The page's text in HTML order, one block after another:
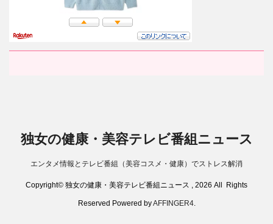
独女の健康・美容テレビ番組ニュース
エンタメ情報とテレビ番組（美容コスメ・健康）でストレス解消
Copyright© 独女の健康・美容テレビ番組ニュース , 2026 All Rights
Reserved Powered byAFFINGER4.